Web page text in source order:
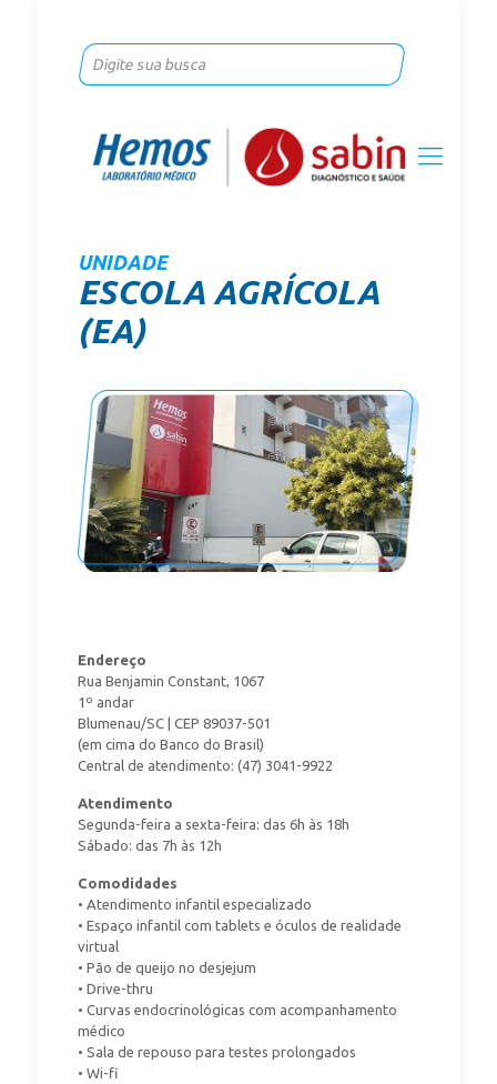
UNIDADE
ESCOLA AGRÍCOLA
(EA)
Endereço
Rua Benjamin Constant, 1067
1º andar
Blumenau/SC | CEP 89037-501
(em cima do Banco do Brasil)
Central de atendimento: (47) 3041-9922
Atendimento
Segunda-feira a sexta-feira: das 6h às 18h
Sábado: das 7h às 12h
Comodidades
• Atendimento infantil especializado
• Espaço infantil com tablets e óculos de realidade
virtual
• Pão de queijo no desjejum
• Drive-thru
• Curvas endocrinológicas com acompanhamento
médico
• Sala de repouso para testes prolongados
• Wi-fi